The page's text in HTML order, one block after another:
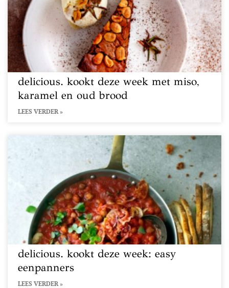
delicious. kookt deze week met miso,
karamel en oud brood
LEES VERDER »
delicious. kookt deze week: easy
eenpanners
LEES VERDER »